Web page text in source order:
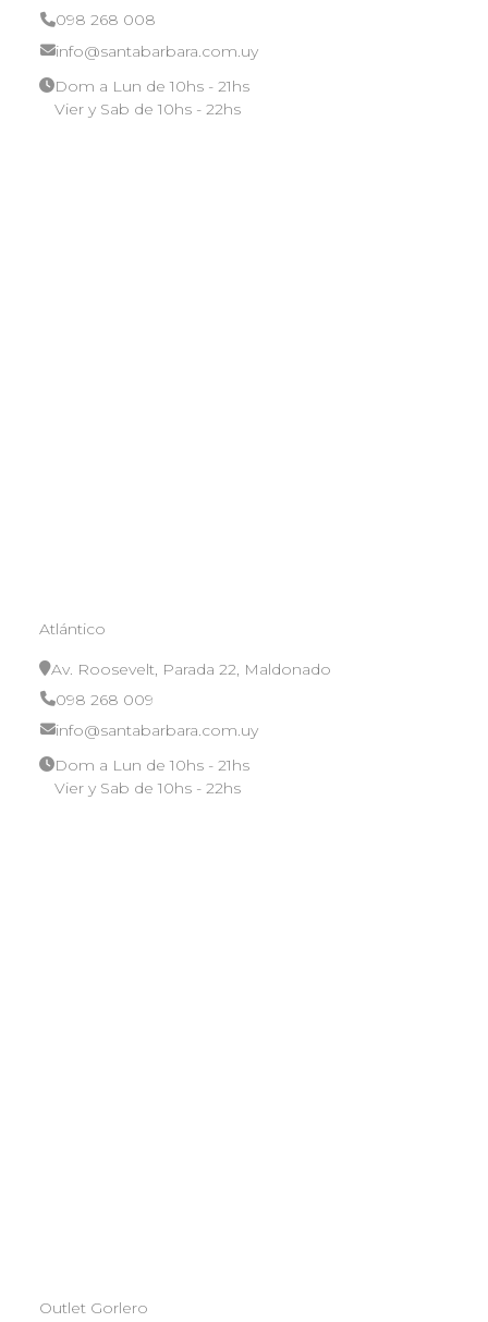
098 268 008
info@santabarbara.com.uy
Dom a Lun de 10hs - 21hs
Vier y Sab de 10hs - 22hs
Atlántico
Av. Roosevelt, Parada 22, Maldonado
098 268 009
info@santabarbara.com.uy
Dom a Lun de 10hs - 21hs
Vier y Sab de 10hs - 22hs
Outlet Gorlero